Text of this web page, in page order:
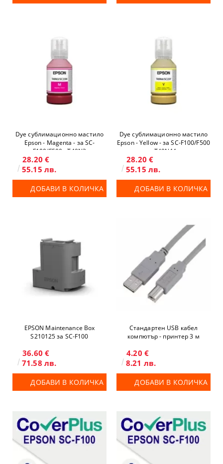
Dye сублимационно мастило
Epson - Magenta - за SC-
F100/F500 - T49N3
28.20 €
55.15 лв.
ДОБАВИ В КОЛИЧКА
Dye сублимационно мастило
Epson - Yellow - за SC-F100/F500
- T49N44
28.20 €
55.15 лв.
ДОБАВИ В КОЛИЧКА
EPSON Maintenance Box
S210125 за SC-F100
36.60 €
71.58 лв.
ДОБАВИ В КОЛИЧКА
Стандартен USB кабел
компютър - принтер 3 м
4.20 €
8.21 лв.
ДОБАВИ В КОЛИЧКА